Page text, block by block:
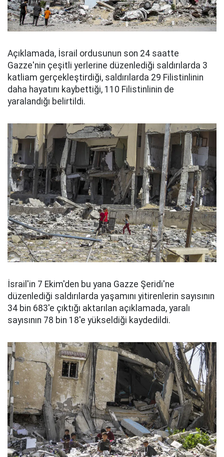
Açıklamada, İsrail ordusunun son 24 saatte
Gazze'nin çeşitli yerlerine düzenlediği saldırılarda 3
katliam gerçekleştirdiği, saldırılarda 29 Filistinlinin
daha hayatını kaybettiği, 110 Filistinlinin de
yaralandığı belirtildi.
İsrail'in 7 Ekim'den bu yana Gazze Şeridi'ne
düzenlediği saldırılarda yaşamını yitirenlerin sayısının
34 bin 683'e çıktığı aktarılan açıklamada, yaralı
sayısının 78 bin 18'e yükseldiği kaydedildi.